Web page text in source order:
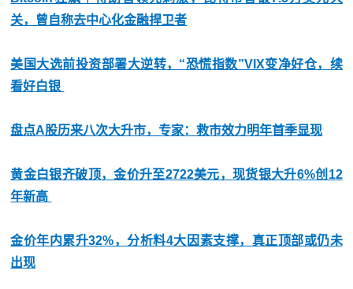
关，曾自称去中心化金融捍卫者
美国大选前投资部署大逆转，“恐慌指数”VIX变净好仓，续
看好白银
盘点A股历来八次大升市，专家：救市效力明年首季显现
黄金白银齐破顶，金价升至2722美元，现货银大升6%创12
年新高
金价年内累升32%，分析料4大因素支撑，真正顶部或仍未
出现